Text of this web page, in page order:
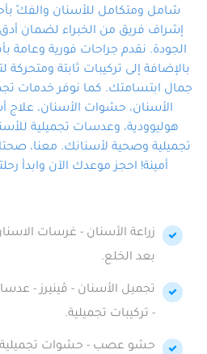
فيشامل ومتكامل للأسنان والفكّ
إشراف فريق من الخبراء لضمان أدق
الجودة. نقدم جراحات فورية وعامة
بالإضافة إلى تركيبات ثابتة
جمال ابتسامتك. كما نوفر خدمات
الأسنان، حشوات الأسنان، علاج
هوليوودية، وعدسات تجميلية
تجميلية وصحية لأسنانك. معنا،
أمينة! احجز موعدك الآن وابدأ
زراعة الأسنان - غرسات
بعد الخلع.
تجميل الأسنان - ڤينيرز -
- تركيبات تجميلية.
حشو عصب - حشوات تجميلية